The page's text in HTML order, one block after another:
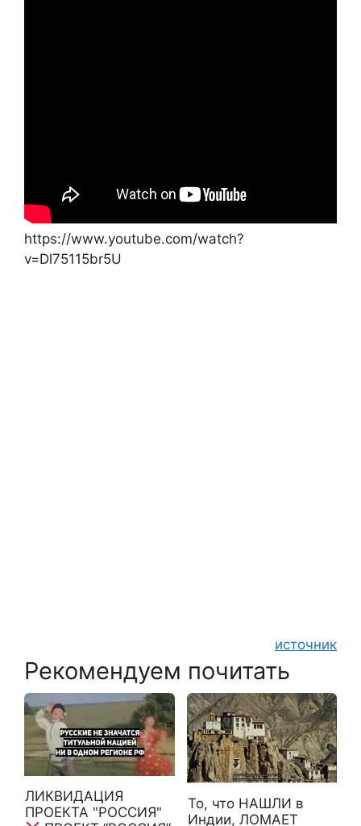
https://www.youtube.com/watch?
v=Dl75115br5U
источник
Рекомендуем почитать
ЛИКВИДАЦИЯ
ПРОЕКТА "РОССИЯ"
То, что НАШЛИ в
Индии, ЛОМАЕТ